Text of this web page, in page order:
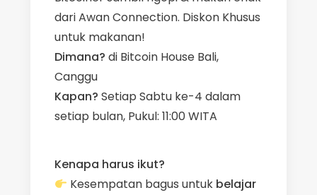
dari Awan Connection. Diskon Khusus
untuk makanan!
Dimana? di Bitcoin House Bali,
Canggu
Kapan? Setiap Sabtu ke-4 dalam
setiap bulan, Pukul: 11:00 WITA
Kenapa harus ikut?
Kesempatan bagus untuk belajar